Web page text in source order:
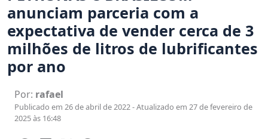
anunciam parceria com a
expectativa de vender cerca de 3
milhões de litros de lubrificantes
por ano
Por: rafael
Publicado em 26 de abril de 2022 - Atualizado em 27 de fevereiro de
2025 às 16:48